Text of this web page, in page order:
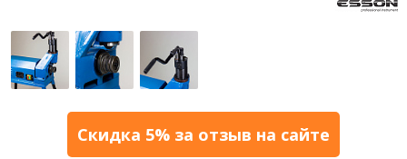
Скидка 5% за отзыв на сайте